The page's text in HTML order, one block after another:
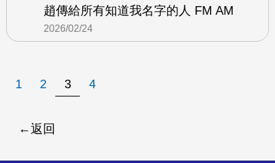
趙傳給所有知道我名字的人 FM AM
2026/02/24
1 2 3 4
返回